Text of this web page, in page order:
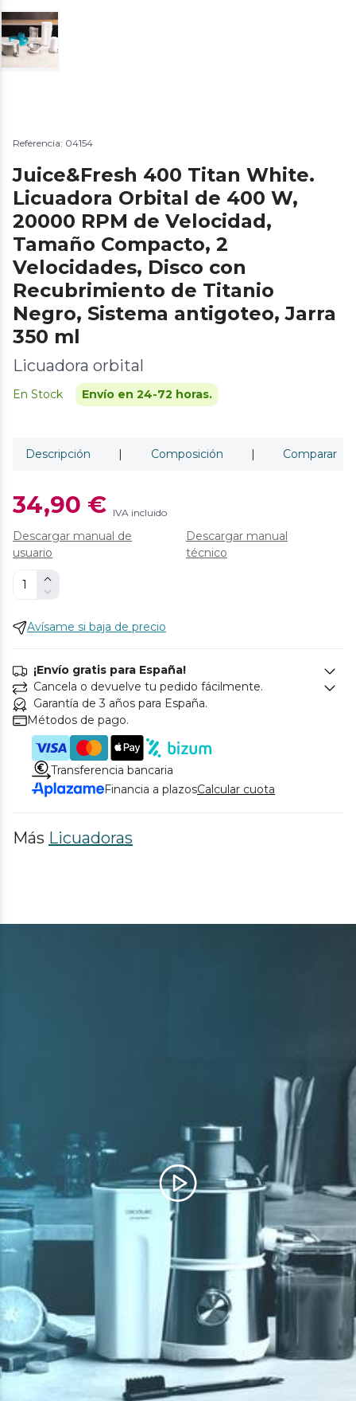
Referencia: 04154
Juice&Fresh 400 Titan White.
Licuadora Orbital de 400 W,
20000 RPM de Velocidad,
Tamaño Compacto, 2
Velocidades, Disco con
Recubrimiento de Titanio
Negro, Sistema antigoteo, Jarra
350 ml
Licuadora orbital
En Stock Envío en 24-72 horas.
Descripción Composición Comparar
34,90 € IVA incluido
Descargar manual de
usuario
Descargar manual
técnico
Avísame si baja de precio
¡Envío gratis para España!
Cancela o devuelve tu pedido fácilmente.
Garantía de 3 años para España.
Métodos de pago.
Transferencia bancaria
Financia a plazosCalcular cuota
Más Licuadoras